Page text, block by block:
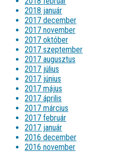
2018 január
2017 december
2017 november
2017 október
2017 szeptember
2017 augusztus
2017 július
2017 június
2017 május
2017 április
2017 március
2017 február
2017 január
2016 december
2016 november